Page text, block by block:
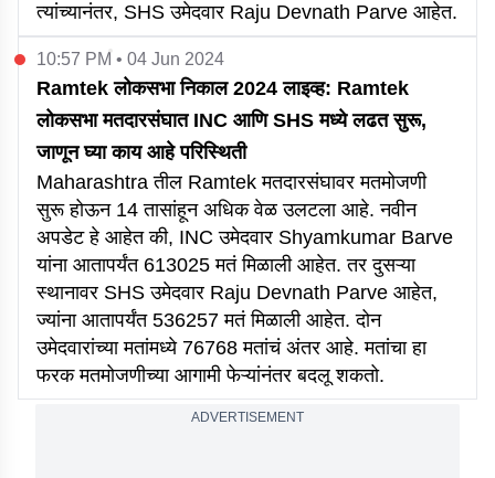
त्यांच्यानंतर, SHS उमेदवार Raju Devnath Parve आहेत.
10:57 PM • 04 Jun 2024
Ramtek लोकसभा निकाल 2024 लाइव्ह: Ramtek
लोकसभा मतदारसंघात INC आणि SHS मध्ये लढत सुरू,
जाणून घ्या काय आहे परिस्थिती
Maharashtra तील Ramtek मतदारसंघावर मतमोजणी
सुरू होऊन 14 तासांहून अधिक वेळ उलटला आहे. नवीन
अपडेट हे आहेत की, INC उमेदवार Shyamkumar Barve
यांना आतापर्यंत 613025 मतं मिळाली आहेत. तर दुसऱ्या
स्थानावर SHS उमेदवार Raju Devnath Parve आहेत,
ज्यांना आतापर्यंत 536257 मतं मिळाली आहेत. दोन
उमेदवारांच्या मतांमध्ये 76768 मतांचं अंतर आहे. मतांचा हा
फरक मतमोजणीच्या आगामी फेऱ्यांनंतर बदलू शकतो.
ADVERTISEMENT